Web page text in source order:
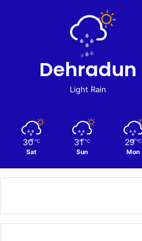
Dehradun
Light Rain
30 ℃
Sat
31 ℃
Sun
29 ℃
Mon